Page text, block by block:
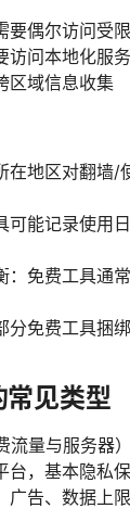
要偶尔访问受
访问本地化服务
区域信息收集
在地区对翻墙/
可能记录使用
：免费工具通
分免费工具捆
见类型
量与服务器）
台，基本隐私
广告、数据上